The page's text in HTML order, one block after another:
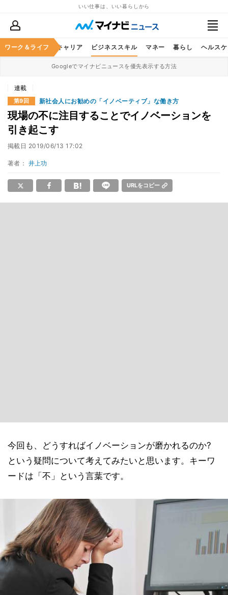
いい仕事は、いい暮らしから
ワーク＆ライフ キャリア ビジネススキル マネー 暮らし ヘルス
Googleでマイナビニュースを優先表示する方法
連載
第9回 新社会人にお勧めの「イノベーティブ」な働き方
現場の不に注目することでイノベーションを
引き起こす
掲載日 2019/06/13 17:02
著者： 井上功
URLをコピー
今回も、どうすればイノベーションが磨かれるのか?
という疑問について考えてみたいと思います。キーワ
ードは「不」という言葉です。